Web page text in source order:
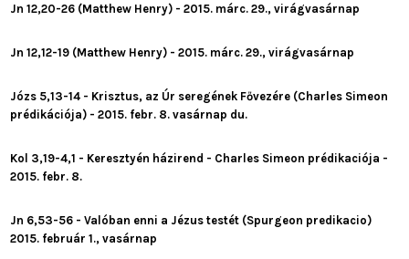
Jn 12,20-26 (Matthew Henry) - 2015. márc. 29., virágvasárnap
Jn 12,12-19 (Matthew Henry) - 2015. márc. 29., virágvasárnap
Józs 5,13-14 - Krisztus, az Úr seregének Fővezére (Charles Simeon
prédikációja) - 2015. febr. 8. vasárnap du.
Kol 3,19-4,1 - Keresztyén házirend - Charles Simeon prédikaciója -
2015. febr. 8.
Jn 6,53-56 - Valóban enni a Jézus testét (Spurgeon predikacio)
2015. február 1., vasárnap